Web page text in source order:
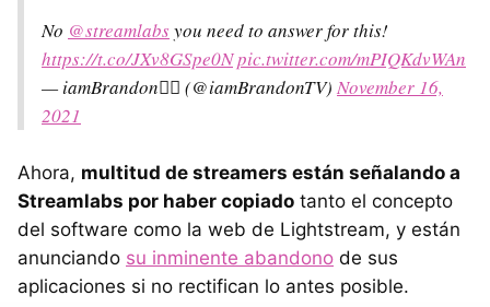
No @streamlabsyou need to answer for this!
https://t.co/JXv8GSpe0Npic.twitter.com/mPIQKdvWAn
— iamBrandon🏳️‍🌈 (@iamBrandonTV) November 16,
2021
Ahora, multitud de streamers están señalando a
Streamlabs por haber copiado tanto el concepto
del software como la web de Lightstream, y están
anunciando su inminente abandono de sus
aplicaciones si no rectifican lo antes posible.